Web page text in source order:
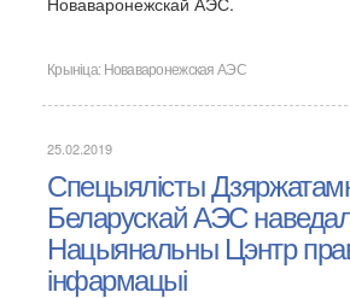
Крыніца: Новаваронежская АЭС
25.02.2019
Спецыялісты
Беларускай АЭС
Нацыянальны Цэнтр
інфармацыі